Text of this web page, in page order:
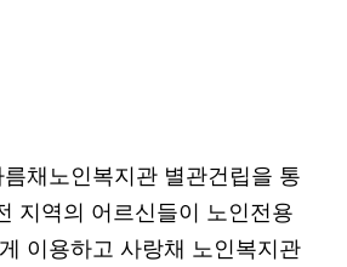
채노인복지관 별관건립을 통
지역의 어르신들이 노인전용
이용하고 사랑채 노인복지관